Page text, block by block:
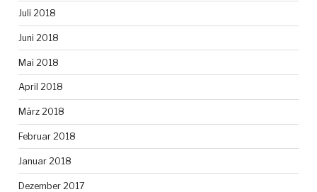
Juli 2018
Juni 2018
Mai 2018
April 2018
März 2018
Februar 2018
Januar 2018
Dezember 2017